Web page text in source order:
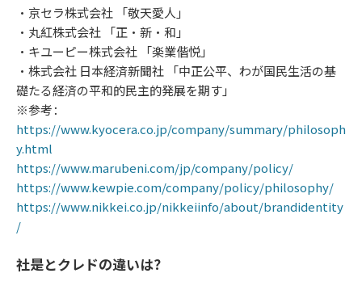
・京セラ株式会社 「敬天愛人」
・丸紅株式会社 「正・新・和」
・キユーピー株式会社 「楽業偕悦」
・株式会社 日本経済新聞社 「中正公平、わが国民生活の基
礎たる経済の平和的民主的発展を期す」
※参考：
https://www.kyocera.co.jp/company/summary/philosoph
y.html
https://www.marubeni.com/jp/company/policy/
https://www.kewpie.com/company/policy/philosophy/
https://www.nikkei.co.jp/nikkeiinfo/about/brandidentity
/
社是とクレドの違いは？